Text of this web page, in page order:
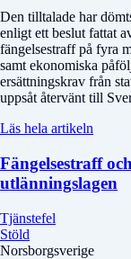
Den tilltalade har
enligt ett beslut fattat
fängelsestraff på fyra
samt ekonomiska
ersättningskrav från
uppsåt återvänt till
Läs hela artikeln
Fängelsestraff
utlänningslagen
Tjänstefel
Stöld
Norsborgsverige